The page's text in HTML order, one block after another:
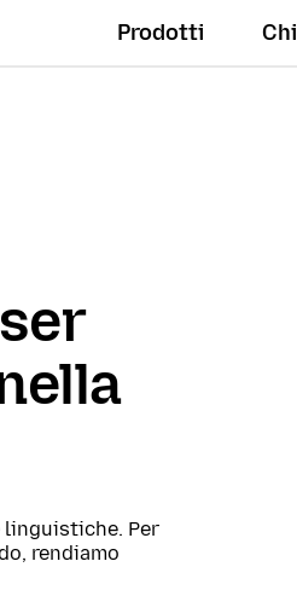
Prodotti
linguistiche. Per
rendiamo